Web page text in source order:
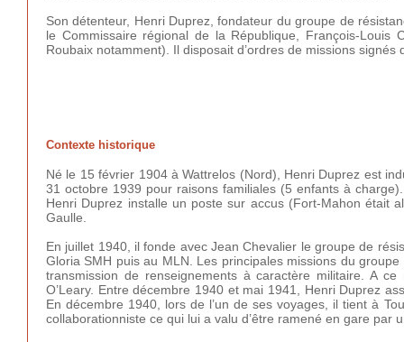
Son détenteur, Henri Duprez, fondateur du groupe de
le Commissaire régional de la République, François-
Roubaix notamment). Il disposait d’ordres de missions
Contexte historique
Né le 15 février 1904 à Wattrelos (Nord), Henri Duprez est
31 octobre 1939 pour raisons familiales (5 enfants à
Henri Duprez installe un poste sur accus (Fort-Mahon était
Gaulle.
En juillet 1940, il fonde avec Jean Chevalier le groupe de
Gloria SMH puis au MLN. Les principales missions du
transmission de renseignements à caractère militaire. A
O’Leary. Entre décembre 1940 et mai 1941, Henri Duprez
En décembre 1940, lors de l’un de ses voyages, il tient à
collaborationniste ce qui lui a valu d’être ramené en gare par